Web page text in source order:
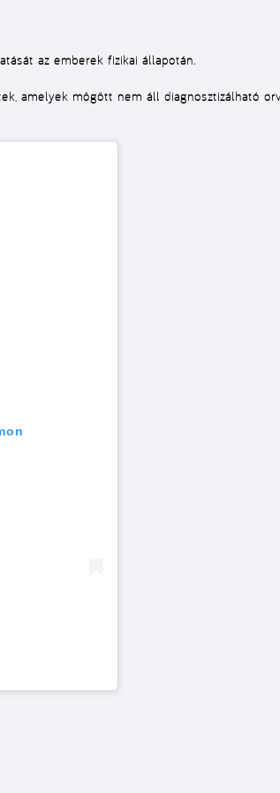
az emberek fizikai állapotán.
amelyek mögött nem áll diagnosztizálható